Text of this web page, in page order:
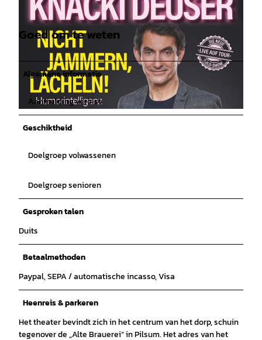
© Guido Schröder |CC-BY-SA
Goed om te weten
Algemene informatie
Aanmelding vereist
Geschiktheid
Doelgroep volwassenen
Doelgroep senioren
Gesproken talen
Duits
Betaalmethoden
Paypal, SEPA / automatische incasso, Visa
Heenreis & parkeren
Het theater bevindt zich in het centrum van het dorp, schuin
tegenover de „Alte Brauerei“ in Pilsum. Het adres van het